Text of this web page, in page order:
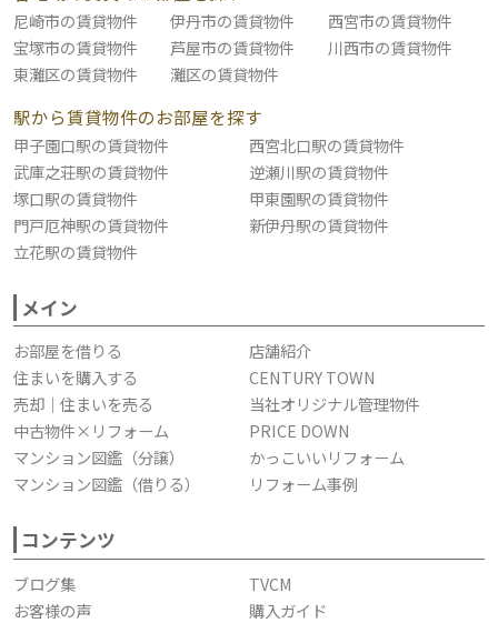
尼崎市の賃貸物件 伊丹市の賃貸物件
西宮市の賃貸物件
宝塚市の賃貸物件
芦屋市の賃貸物件
川西市の賃貸物件
東灘区の賃貸物件
灘区の賃貸物件
駅から賃貸物件のお部屋を探す
甲子園口駅の賃貸物件
西宮北口駅の賃貸物件
武庫之荘駅の賃貸物件
逆瀬川駅の賃貸物件
塚口駅の賃貸物件
甲東園駅の賃貸物件
門戸厄神駅の賃貸物件
新伊丹駅の賃貸物件
立花駅の賃貸物件
メイン
お部屋を借りる
店舗紹介
住まいを購入する
CENTURY TOWN
売却｜住まいを売る
当社オリジナル管理物件
中古物件×リフォーム
PRICE DOWN
マンション図鑑（分譲）
かっこいいリフォーム
マンション図鑑（借りる）
リフォーム事例
コンテンツ
ブログ集
TVCM
お客様の声
購入ガイド